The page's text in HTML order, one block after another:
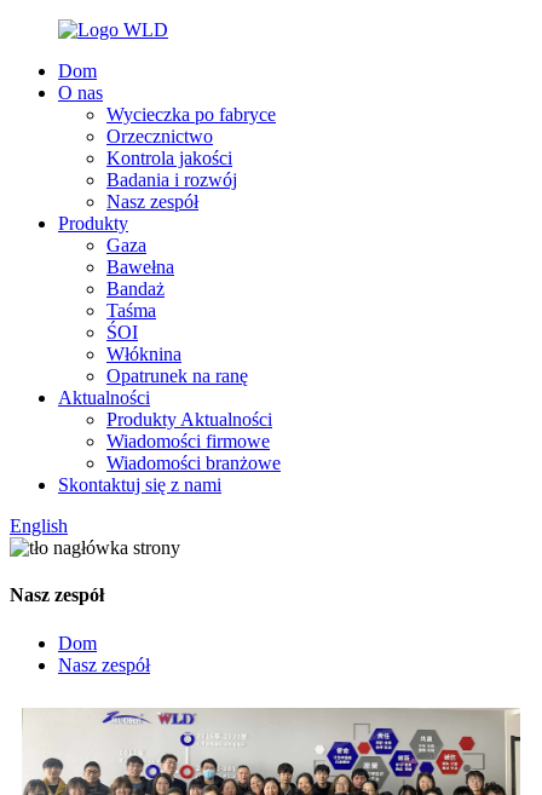
Dom
O nas
Wycieczka po fabryce
Orzecznictwo
Kontrola jakości
Badania i rozwój
Nasz zespół
Produkty
Gaza
Bawełna
Bandaż
Taśma
ŚOI
Włóknina
Opatrunek na ranę
Aktualności
Produkty Aktualności
Wiadomości firmowe
Wiadomości branżowe
Skontaktuj się z nami
English
Nasz zespół
Dom
Nasz zespół